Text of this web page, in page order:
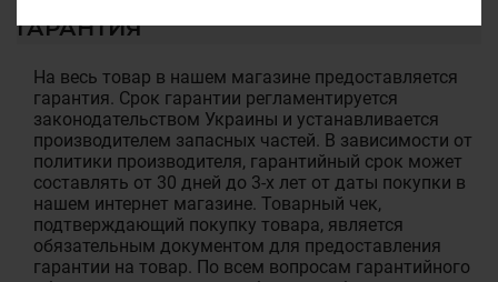
ГАРАНТИЯ
На весь товар в нашем магазине предоставляется
гарантия. Срок гарантии регламентируется
законодательством Украины и устанавливается
производителем запасных частей. В зависимости от
политики производителя, гарантийный срок может
составлять от 30 дней до 3-х лет от даты покупки в
нашем интернет магазине. Товарный чек,
подтверждающий покупку товара, является
обязательным документом для предоставления
гарантии на товар. По всем вопросам гарантийного